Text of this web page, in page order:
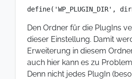
define('WP_PLUGIN_DIR',
Den Ordner für die PlugIns
dieser Einstellung. Damit
Erweiterung in diesem
auch hier kann es zu
Denn nicht jedes PlugIn